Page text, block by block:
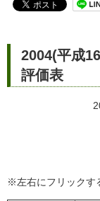
2004(平成
評価表
※左右にフリックす